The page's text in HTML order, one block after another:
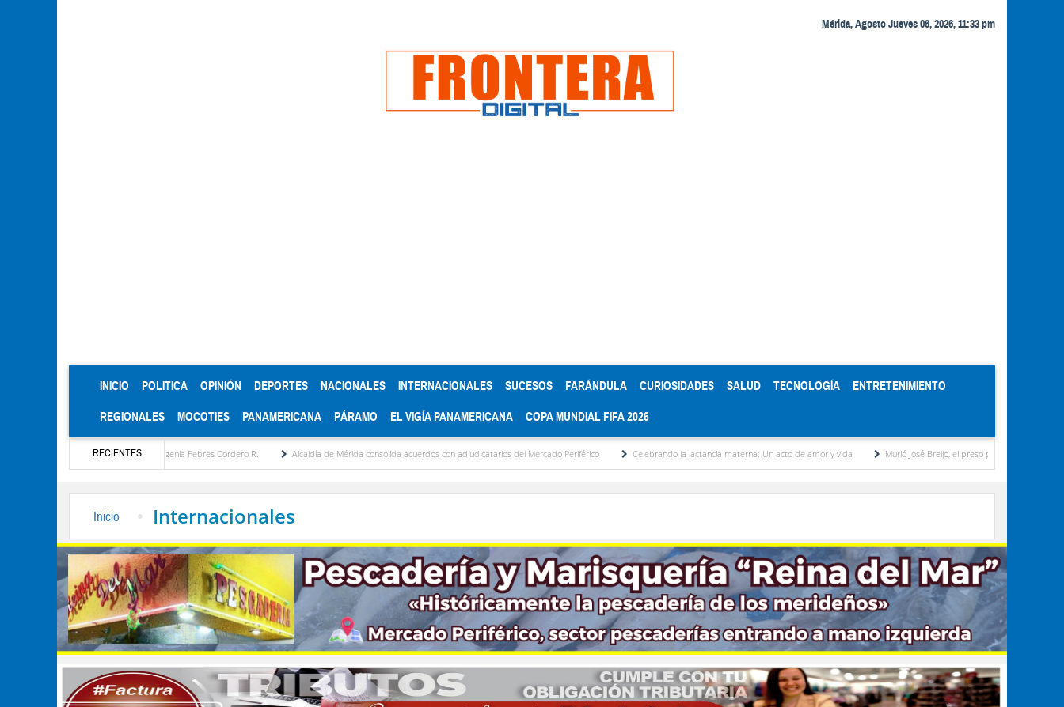
Mérida, Agosto Jueves 06, 2026, 11:33 pm
INICIO (CURRENT)
POLITICA OPINIÓN DEPORTES NACIONALES INTERNACIONALES SUCESOS FARÁNDULA CURIOSIDADES SALUD TECNOLOGÍA ENTRETENIMIENTO
REGIONALES MOCOTIES PANAMERICANA PÁRAMO EL VIGÍA PANAMERICANA COPA MUNDIAL FIFA 2026
RECIENTES
por María Eugenia Febres Cordero R. Alcaldía de Mérida consolida acuerdos con adjudicatarios del Mercado Periférico Celebrando la lactancia materna: Un acto de amor y vida Murió José Breijo, el preso político uruguayo-venezolano bajo
Inicio Internacionales